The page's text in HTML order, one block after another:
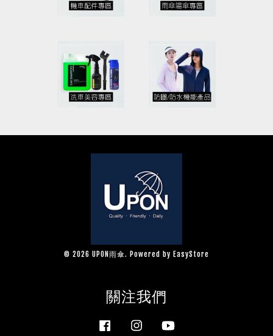
© 2026 UPON雨傘. Powered by EasyStore
關注我們
Facebook Instagram